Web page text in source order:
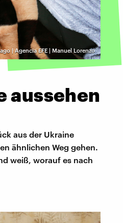
| Agencia EFE | Manuel Lorenzo
aussehen
aus der Ukraine
ähnlichen Weg gehen.
weiß, worauf es nach